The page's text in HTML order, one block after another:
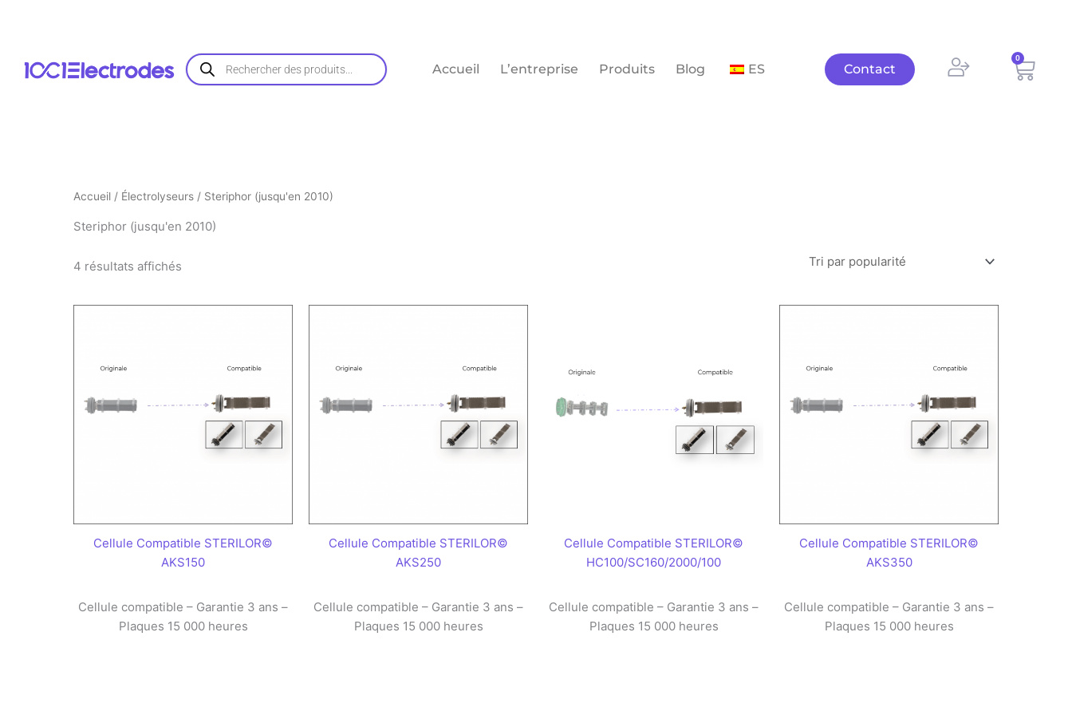
Recherche
de
produits
Accueil L’entreprise Produits Blog ES Contact
0
Accueil / Électrolyseurs / Steriphor (jusqu'en 2010)
Steriphor (jusqu'en 2010)
4 résultats affichés
Cellule Compatible STERILOR©
AKS150
Cellule compatible – Garantie 3 ans –
Plaques 15 000 heures
Cellule Compatible STERILOR©
AKS250
Cellule compatible – Garantie 3 ans –
Plaques 15 000 heures
Cellule Compatible STERILOR©
HC100/SC160/2000/100
Cellule compatible – Garantie 3 ans –
Plaques 15 000 heures
Cellule Compatible STERILOR©
AKS350
Cellule compatible – Garantie 3 ans –
Plaques 15 000 heures